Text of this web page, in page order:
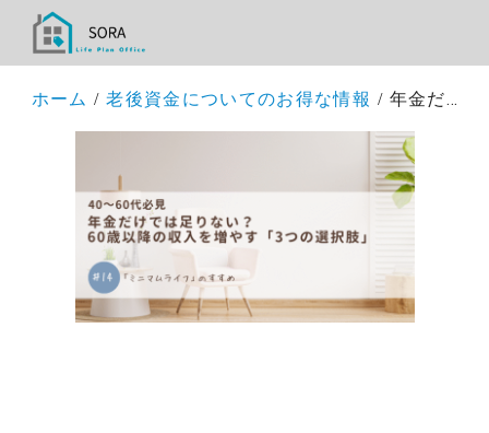
ホーム 老後資金についてのお得な情報 年金だけでは足りない？60歳以降の収入を増やす「3つの選択肢」